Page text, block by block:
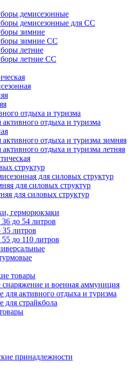
демисезонные
демисезонные для СС
зимние
зимние СС
летние
летние СС
отдыха и туризма
отдыха и туризма
отдыха и туризма зимняя
отдыха и туризма летняя
структур
для силовых структур
для силовых структур
для силовых структур
герморюкзаки
до 54 литров
литров
до 110 литров
товары
и военная аммуниция
для активного отдыха и туризма
для страйкбола
принадлежности